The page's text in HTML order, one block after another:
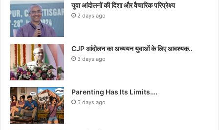
युवा आंदोलनों की दिशा और वैचारिक परिप्रेक्ष्य
2 days ago
CJP आंदोलन का अध्ययन युवाओं के लिए आवश्यक..
3 days ago
Parenting Has Its Limits….
5 days ago